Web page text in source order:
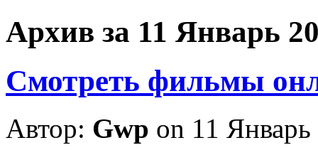
Архив за 11 Январь
Смотреть фильмы
Автор: Gwp on 11